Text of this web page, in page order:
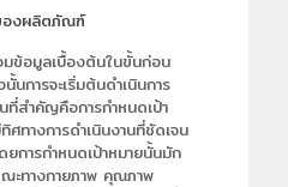
องผลิตภัณฑ์
มข้อมูลเบื้องต้นในขั้นก่อน
การจะเริ่มต้นดำเนินการ
ที่สำคัญคือการกำหนดเป้า
ทางการดำเนินงานที่ชัดเจน
การกำหนดเป้าหมายนั้นมัก
ะทางกายภาพ คุณภาพ